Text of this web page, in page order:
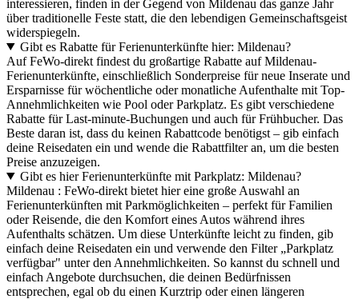
interessieren, finden in der Gegend von Mildenau das ganze Jahr
über traditionelle Feste statt, die den lebendigen Gemeinschaftsgeist
widerspiegeln.
Gibt es Rabatte für Ferienunterkünfte hier: Mildenau?
Auf FeWo-direkt findest du großartige Rabatte auf Mildenau-
Ferienunterkünfte, einschließlich Sonderpreise für neue Inserate und
Ersparnisse für wöchentliche oder monatliche Aufenthalte mit Top-
Annehmlichkeiten wie Pool oder Parkplatz. Es gibt verschiedene
Rabatte für Last-minute-Buchungen und auch für Frühbucher. Das
Beste daran ist, dass du keinen Rabattcode benötigst – gib einfach
deine Reisedaten ein und wende die Rabattfilter an, um die besten
Preise anzuzeigen.
Gibt es hier Ferienunterkünfte mit Parkplatz: Mildenau?
Mildenau : FeWo-direkt bietet hier eine große Auswahl an
Ferienunterkünften mit Parkmöglichkeiten – perfekt für Familien
oder Reisende, die den Komfort eines Autos während ihres
Aufenthalts schätzen. Um diese Unterkünfte leicht zu finden, gib
einfach deine Reisedaten ein und verwende den Filter „Parkplatz
verfügbar" unter den Annehmlichkeiten. So kannst du schnell und
einfach Angebote durchsuchen, die deinen Bedürfnissen
entsprechen, egal ob du einen Kurztrip oder einen längeren